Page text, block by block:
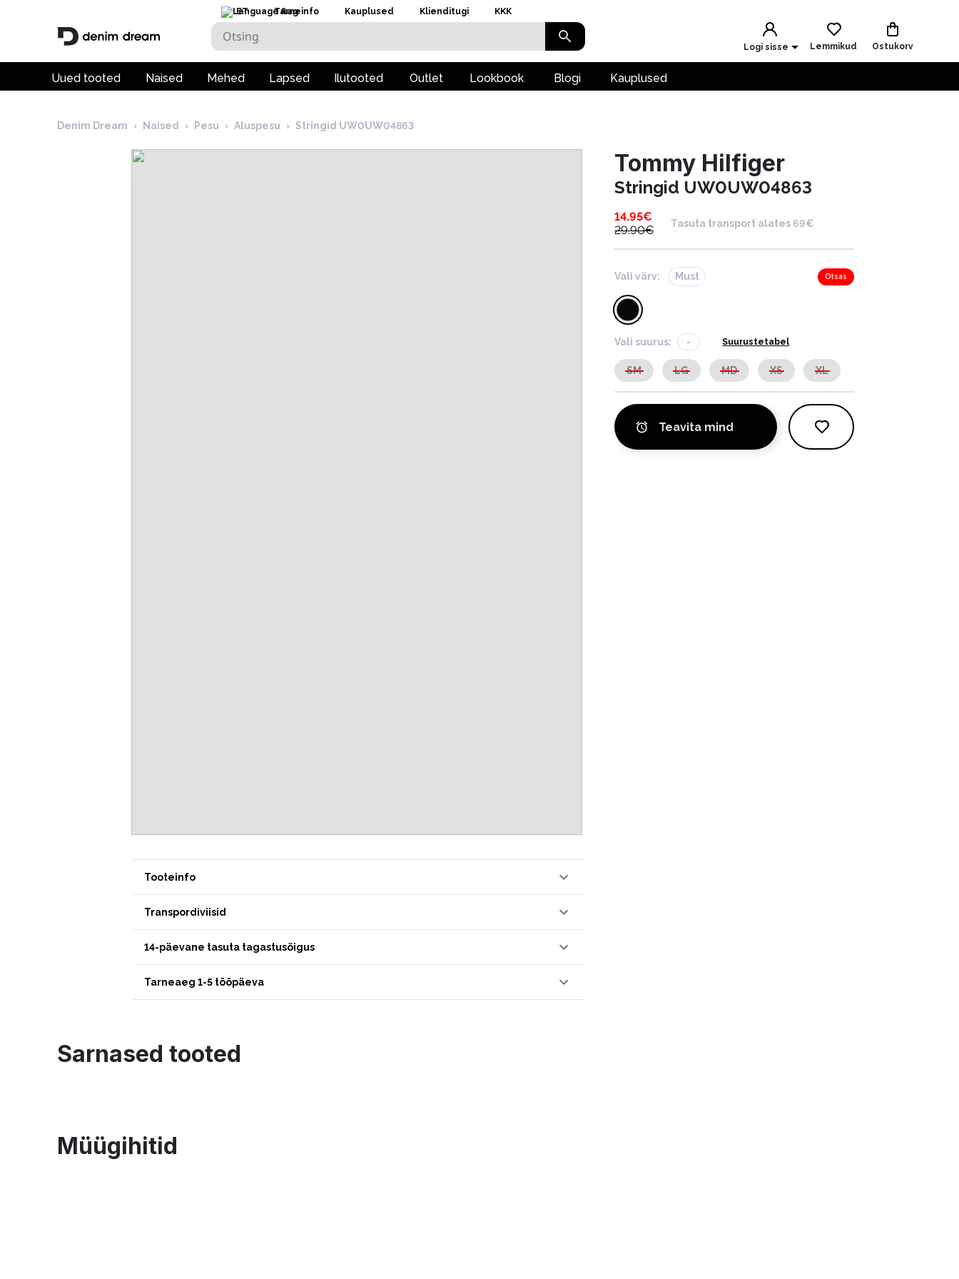
ET Tarneinfo Kauplused Klienditugi KKK
Logi sisse Lemmikud Ostukorv
Uued tooted Naised Mehed Lapsed Ilutooted Outlet Lookbook Blogi Kauplused
Denim Dream › Naised › Pesu › Aluspesu › Stringid UW0UW04863
Tooteinfo
Transpordiviisid
14-päevane tasuta tagastusõigus
Tarneaeg 1-5 tööpäeva
Tommy Hilfiger
Stringid UW0UW04863
14.95€
29.90€
Tasuta transport alates 69€
Vali värv: Must Otsas
Vali suurus: - Suurustetabel
SM LG MD XS XL
Teavita mind
Sarnased tooted
Müügihitid